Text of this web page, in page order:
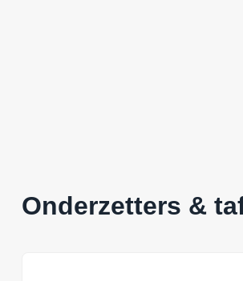
Onderzetters &